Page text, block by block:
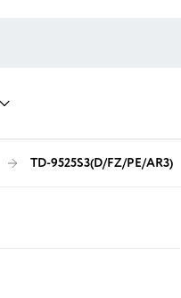
TD-9525S3(D/FZ/PE/AR3)